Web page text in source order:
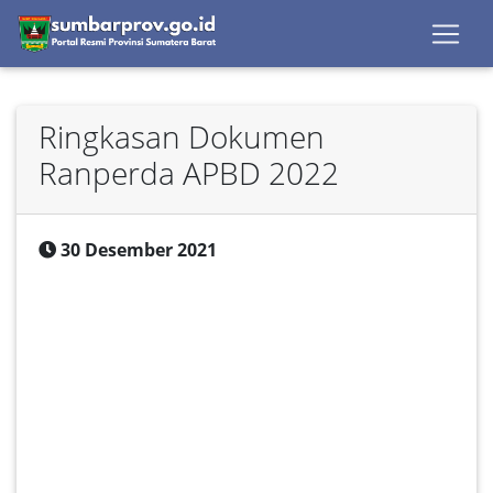
Ringkasan Dokumen
Ranperda APBD 2022
30 Desember 2021